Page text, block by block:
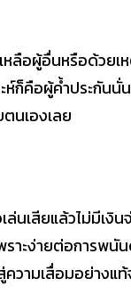
หลือผู้อื่นหรือด้วย
ก็คือผู้ค้ำประกันนั่
นเองเลย
เสียแล้วไม่มีเงิ
ราะง่ายต่อการ
ความเสื่อมอย่าง